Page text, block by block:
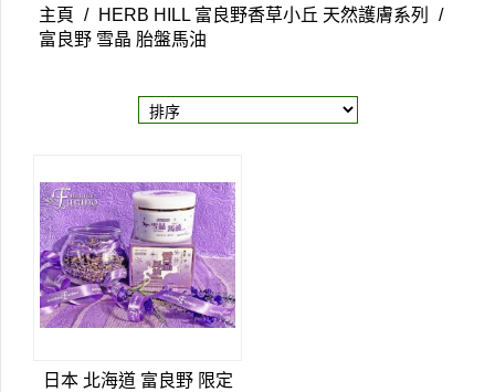
購物車
語言
主頁 / HERB HILL 富良野香草小丘 天然護膚系列
/
富良野 雪晶 胎盤馬油
日本 北海道 富良野 限定